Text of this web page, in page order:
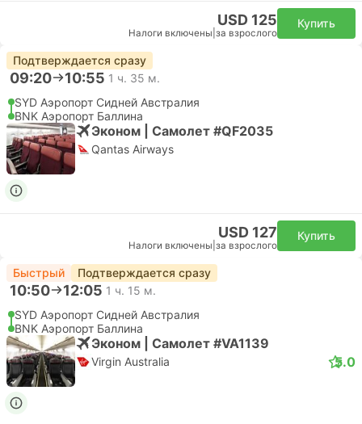
USD 125
Налоги включены за взрослого
Купить
Подтверждается сразу
09:20 10:55 1 ч. 35 м.
SYD Аэропорт Сидней Австралия
BNK Аэропорт Баллина
Эконом | Самолет #QF2035
Qantas Airways
USD 127
Налоги включены за взрослого
Купить
Быстрый Подтверждается сразу
10:50 12:05 1 ч. 15 м.
SYD Аэропорт Сидней Австралия
BNK Аэропорт Баллина
Эконом | Самолет #VA1139
Virgin Australia 5.0